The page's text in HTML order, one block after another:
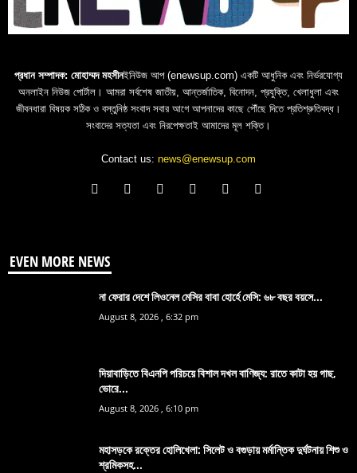
প্রধান সম্পাদক: মোহাম্মদ মহসীনইনিউজ আপ (enewsup.com) একটি আধুনিক এবং নির্ভরযোগ্য
অনলাইন নিউজ পোর্টাল। আমরা সর্বশেষ জাতীয়, আন্তর্জাতিক, বিনোদন, প্রযুক্তি, খেলাধুলা এবং
জীবনধারা বিষয়ক সঠিক ও বস্তুনিষ্ঠ সংবাদ সবার আগে আপনাদের কাছে পৌঁছে দিতে প্রতিশ্রুতিবদ্ধ।
সংবাদের সত্যতা এবং নিরপেক্ষতাই আমাদের মূল শক্তি।
Contact us: news@enewsup.com
EVEN MORE NEWS
না ফেরার দেশে লিওনেল মেসির বাবা হোর্হে মেসি: ৬৮ বছর বয়সে...
August 8, 2026 , 6:32 pm
দিয়াবাড়িতে বিএনপি পরিচয়ে বিশাল দখল বাণিজ্য: রাতে কাটা হয় গাছ,
ভোরে...
August 8, 2026 , 6:10 pm
মহাসড়কে রক্তের হোলিখেলা: সিলেট ও বগুড়ায় মর্মান্তিক দুর্ঘটনায় শিশু ও
শ্রমিকসহ...